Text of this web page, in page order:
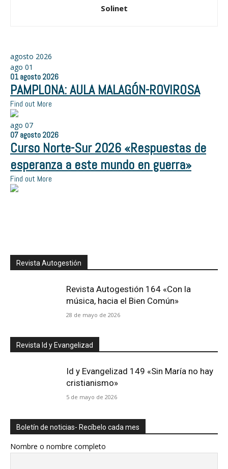
Solinet
agosto 2026
ago 01
01 agosto 2026
PAMPLONA: AULA MALAGÓN-ROVIROSA
Find out More
ago 07
07 agosto 2026
Curso Norte-Sur 2026 «Respuestas de
esperanza a este mundo en guerra»
Find out More
Revista Autogestión
Revista Autogestión 164 «Con la
música, hacia el Bien Común»
28 de mayo de 2026
Revista Id y Evangelizad
Id y Evangelizad 149 «Sin María no hay
cristianismo»
5 de mayo de 2026
Boletín de noticias- Recíbelo cada mes
Nombre o nombre completo